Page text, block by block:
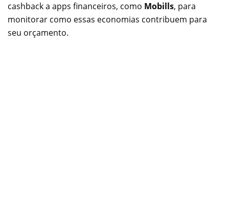
cashback a apps financeiros, como Mobills, para
monitorar como essas economias contribuem para
seu orçamento.